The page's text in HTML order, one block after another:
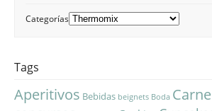
Categorías
Tags
Aperitivos Bebidas beignets Boda Carne